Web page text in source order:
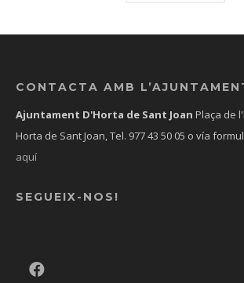
CONTACTA AMB
Ajuntament D'Horta de Sant Joan Plaça de
Horta de Sant Joan, Tel. 977 43 50 05 o vía
aquí
SEGUEIX-NOS!